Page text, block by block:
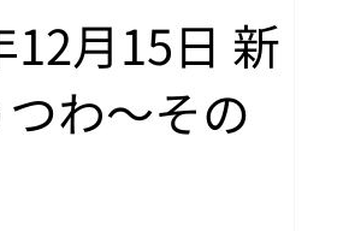
12月15日 新
わ～その